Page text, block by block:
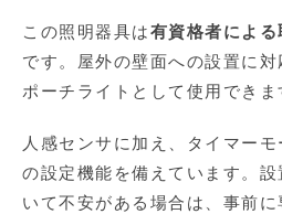
この照明器具は有資格者によ
です。屋外の壁面への設置に
ポーチライトとして使用できま
人感センサに加え、タイマー
の設定機能を備えています。
いて不安がある場合は、事前